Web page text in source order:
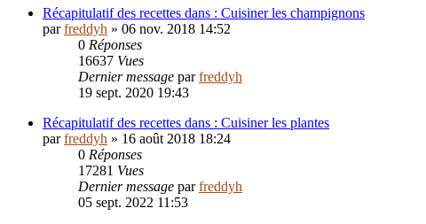
Récapitulatif des recettes dans : Cuisiner les champignons
parfreddyh » 06 nov. 2018 14:52
0 Réponses
16637 Vues
Dernier message parfreddyh
19 sept. 2020 19:43
Récapitulatif des recettes dans : Cuisiner les plantes
parfreddyh » 16 août 2018 18:24
0 Réponses
17281 Vues
Dernier message parfreddyh
05 sept. 2022 11:53